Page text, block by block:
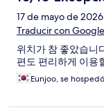
17 de mayo de 2026
Traducir con Google
위치가 참 좋았습니
편도 편리하게 이용
Eunjoo, se